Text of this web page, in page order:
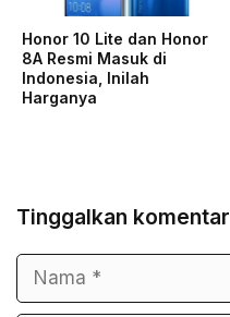
Honor 10 Lite dan Honor
8A Resmi Masuk di
Indonesia, Inilah
Harganya
Tinggalkan komentar
Nama
Surel